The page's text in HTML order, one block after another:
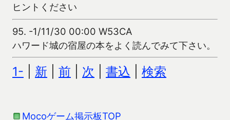
ヒントください
95. -1/11/30 00:00 W53CA
ハワード城の宿屋の本をよく読んでみて下さい。
1- 新 前 次 書込 検索
Mocoゲーム掲示板TOP